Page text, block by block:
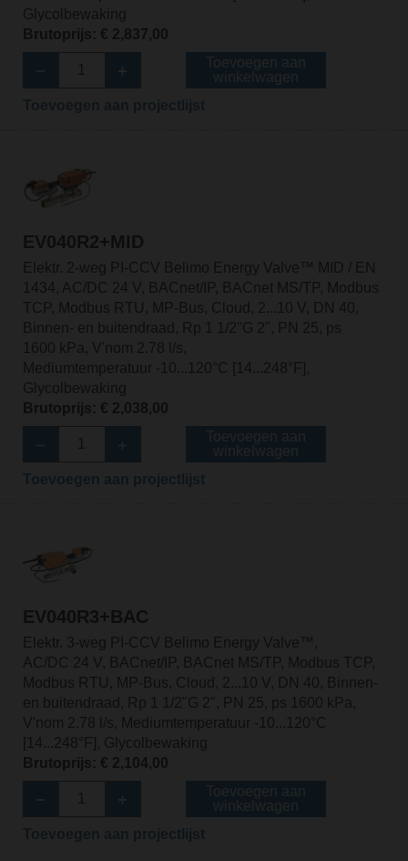
Glycolbewaking
Brutoprijs: € 2,837,00
EV040R2+MID
Elektr. 2-weg PI-CCV Belimo Energy Valve™ MID / EN
1434, AC/DC 24 V, BACnet/IP, BACnet MS/TP, Modbus
TCP, Modbus RTU, MP-Bus, Cloud, 2...10 V, DN 40,
Binnen- en buitendraad, Rp 1 1/2"G 2", PN 25, ps
1600 kPa, V'nom 2.78 l/s,
Mediumtemperatuur -10...120°C [14...248°F],
Glycolbewaking
Brutoprijs: € 2,038,00
EV040R3+BAC
Elektr. 3-weg PI-CCV Belimo Energy Valve™,
AC/DC 24 V, BACnet/IP, BACnet MS/TP, Modbus TCP,
Modbus RTU, MP-Bus, Cloud, 2...10 V, DN 40, Binnen-
en buitendraad, Rp 1 1/2"G 2", PN 25, ps 1600 kPa,
V'nom 2.78 l/s, Mediumtemperatuur -10...120°C
[14...248°F], Glycolbewaking
Brutoprijs: € 2,104,00